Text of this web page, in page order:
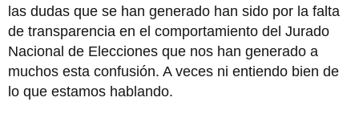
las dudas que se han generado han sido por la falta
de transparencia en el comportamiento del Jurado
Nacional de Elecciones que nos han generado a
muchos esta confusión. A veces ni entiendo bien de
lo que estamos hablando.